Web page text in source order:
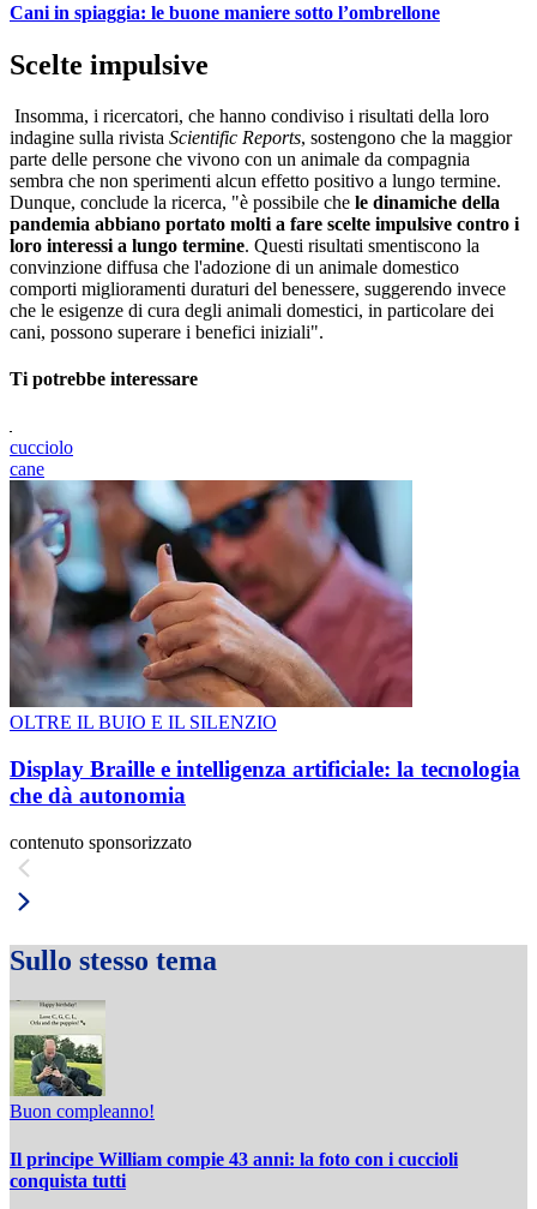
Cani in spiaggia: le buone maniere sotto l’ombrellone
Scelte impulsive
Insomma, i ricercatori, che hanno condiviso i risultati della loro
indagine sulla rivista Scientific Reports, sostengono che la maggior
parte delle persone che vivono con un animale da compagnia
sembra che non sperimenti alcun effetto positivo a lungo termine.
Dunque, conclude la ricerca, "è possibile che le dinamiche della
pandemia abbiano portato molti a fare scelte impulsive contro i
loro interessi a lungo termine. Questi risultati smentiscono la
convinzione diffusa che l'adozione di un animale domestico
comporti miglioramenti duraturi del benessere, suggerendo invece
che le esigenze di cura degli animali domestici, in particolare dei
cani, possono superare i benefici iniziali".
Ti potrebbe interessare
cucciolo
cane
OLTRE IL BUIO E IL SILENZIO
Display Braille e intelligenza artificiale: la tecnologia
che dà autonomia
contenuto sponsorizzato
Sullo stesso tema
Buon compleanno!
Il principe William compie 43 anni: la foto con i cuccioli
conquista tutti